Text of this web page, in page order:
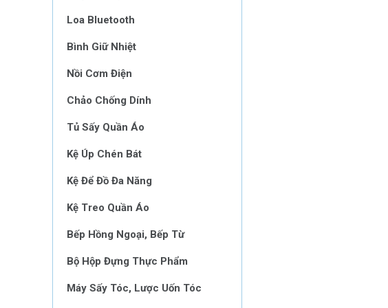
Loa Bluetooth
Bình Giữ Nhiệt
Nồi Cơm Điện
Chảo Chống Dính
Tủ Sấy Quần Áo
Kệ Úp Chén Bát
Kệ Để Đồ Đa Năng
Kệ Treo Quần Áo
Bếp Hồng Ngoại, Bếp Từ
Bộ Hộp Đựng Thực Phẩm
Máy Sấy Tóc, Lược Uốn Tóc